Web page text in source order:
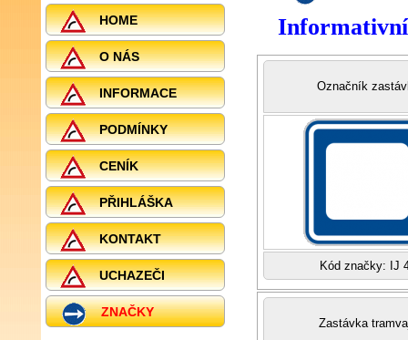
HOME
O NÁS
INFORMACE
PODMÍNKY
CENÍK
PŘIHLÁŠKA
KONTAKT
UCHAZEČI
ZNAČKY
Označník
Kód značky: IJ
Zastávka